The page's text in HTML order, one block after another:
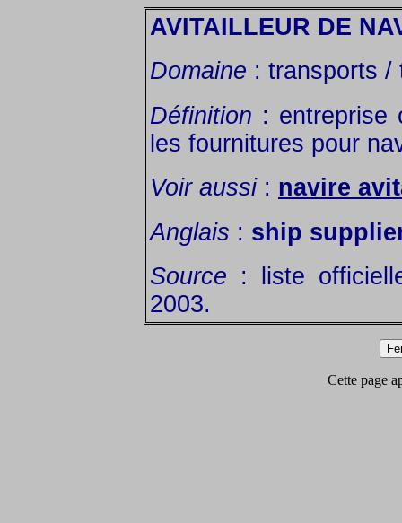
AVITAILLEUR DE
Domaine : transports /
Définition : entreprise
les fournitures pour
Voir aussi: navire
Anglais : ship
Source : liste
2003.
Cette page